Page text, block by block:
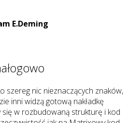
E.Deming
szereg nic nieznaczących znaków,
inni widzą gotową nakładkę
się w rozbudowaną strukturę i kod